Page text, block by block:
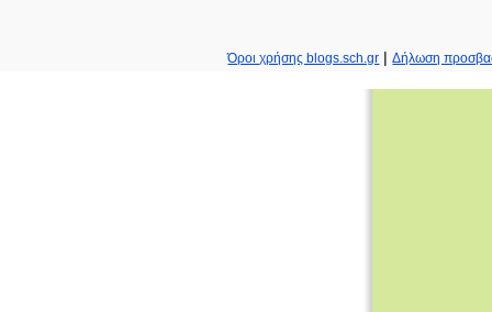
Όροι χρήσης blogs.sch.gr |Δήλωση